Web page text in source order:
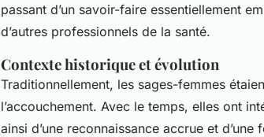
passant d’un savoir-faire essentiellement
d’autres professionnels de la santé.
Contexte historique et évolution
Traditionnellement, les sages-femmes
l’accouchement. Avec le temps, elles ont
ainsi d’une reconnaissance accrue et